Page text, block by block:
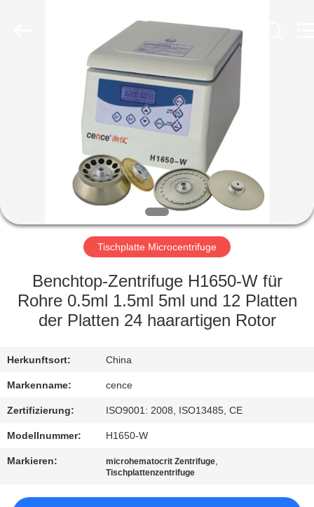
PRODUKTE
UNS
WERKSBESICHTIGUNG
QUALITÄTSKONTROLLE
MIT
UNS
NEUIGKEITEN
RECHTSSACHEN
Tischplatte Microcentrifuge
Benchtop-Zentrifuge H1650-W für
Rohre 0.5ml 1.5ml 5ml und 12 Platten
der Platten 24 haarartigen Rotor
Herkunftsort: China
Markenname: cence
Zertifizierung: ISO9001: 2008, ISO13485, CE
Modellnummer: H1650-W
Markieren: microhematocrit Zentrifuge,
Tischplattenzentrifuge